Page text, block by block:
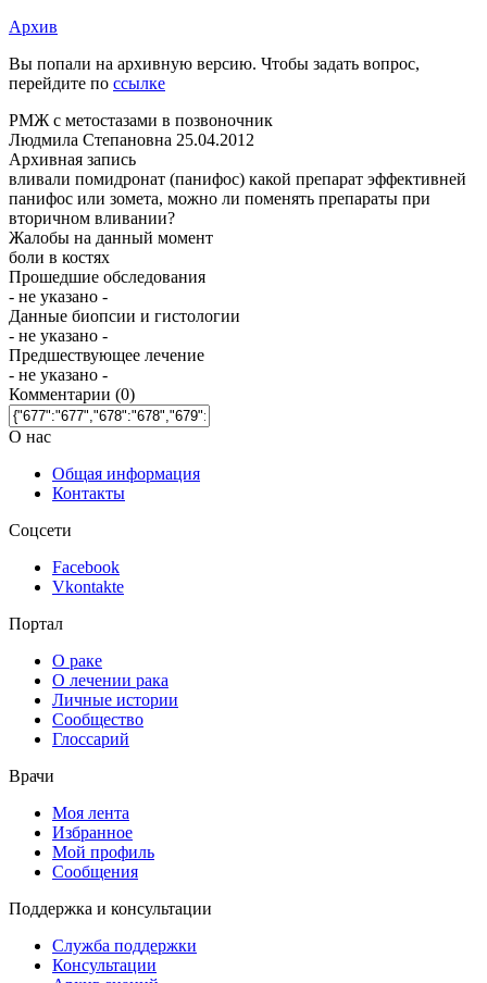
Архив
Вы попали на архивную версию. Чтобы задать вопрос,
перейдите по ссылке
РМЖ с метостазами в позвоночник
Людмила Степановна 25.04.2012
Архивная запись
вливали помидронат (панифос) какой препарат эффективней
панифос или зомета, можно ли поменять препараты при
вторичном вливании?
Жалобы на данный момент
боли в костях
Прошедшие обследования
- не указано -
Данные биопсии и гистологии
- не указано -
Предшествующее лечение
- не указано -
Комментарии (0)
О нас
Общая информация
Контакты
Соцсети
Facebook
Vkontakte
Портал
О раке
О лечении рака
Личные истории
Сообщество
Глоссарий
Врачи
Моя лента
Избранное
Мой профиль
Сообщения
Поддержка и консультации
Служба поддержки
Консультации